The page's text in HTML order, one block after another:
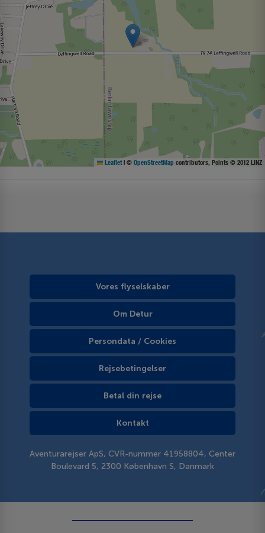
Leaflet | © OpenStreetMap contributors, Points © 2012 LINZ
Vores flyselskaber
Om Detur
Persondata / Cookies
Rejsebetingelser
Betal din rejse
Kontakt
Aventurarejser ApS, CVR-nummer 41958804, Center
Boulevard 5, 2300 København S, Danmark